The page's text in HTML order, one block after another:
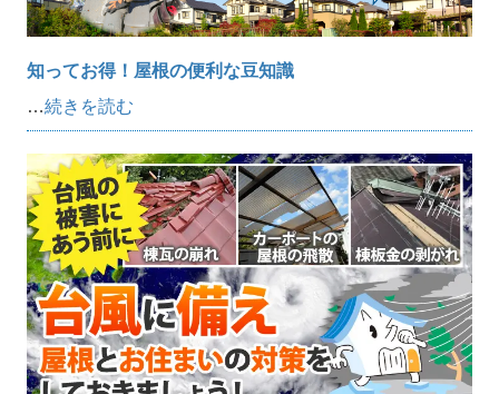
知ってお得！屋根の便利な豆知識
…続きを読む